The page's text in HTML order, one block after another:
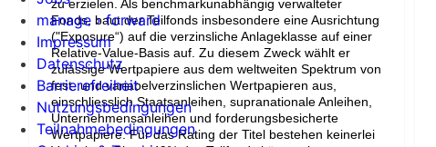
zu erzielen. Als benchmarkunabhängig verwalteter
Fonds, baut der Teilfonds insbesondere eine Ausrichtung
("Exposure“) auf die verzinsliche Anlageklasse auf einer
Relative-Value-Basis auf. Zu diesem Zweck wählt er
zulässige Wertpapiere aus dem weltweiten Spektrum von
fest- und variabelverzinslichen Wertpapieren aus,
einschliesslich Staatsanleihen, supranationale Anleihen,
Unternehmensanleihen und forderungsbesicherte
Wertpapiere. Für das Rating der Titel bestehen keinerlei
manage › forward
Impressum
Datenschutz
Barrierefreiheit
Nutzungsbedingungen
Teilnahmebedingungen